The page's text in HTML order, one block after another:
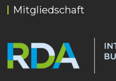
Mitgliedschaft